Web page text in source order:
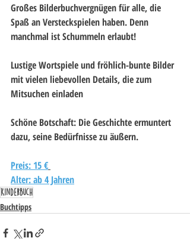
Großes Bilderbuchvergnügen für alle, die
Spaß an Versteckspielen haben. Denn
manchmal ist Schummeln erlaubt!
Lustige Wortspiele und fröhlich-bunte Bilder
mit vielen liebevollen Details, die zum
Mitsuchen einladen
Schöne Botschaft: Die Geschichte ermuntert
dazu, seine Bedürfnisse zu äußern.
Preis: 15 €
Alter: ab 4 Jahren
Kinderbuch
Buchtipps